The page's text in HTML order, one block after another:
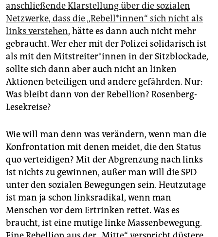
anschließende Klarstellung über die sozialen
Netzwerke, dass die „Rebell*innen“ sich nicht als
links verstehen, hätte es dann auch nicht mehr
gebraucht. Wer eher mit der Polizei solidarisch ist
als mit den Mitstreiter*innen in der Sitzblockade,
sollte sich dann aber auch nicht an linken
Aktionen beteiligen und andere gefährden. Nur:
Was bleibt dann von der Rebellion? Rosenberg-
Lesekreise?
Wie will man denn was verändern, wenn man die
Konfrontation mit denen meidet, die den Status
quo verteidigen? Mit der Abgrenzung nach links
ist nichts zu gewinnen, außer man will die SPD
unter den sozialen Bewegungen sein. Heutzutage
ist man ja schon linksradikal, wenn man
Menschen vor dem Ertrinken rettet. Was es
braucht, ist eine mutige linke Massenbewegung.